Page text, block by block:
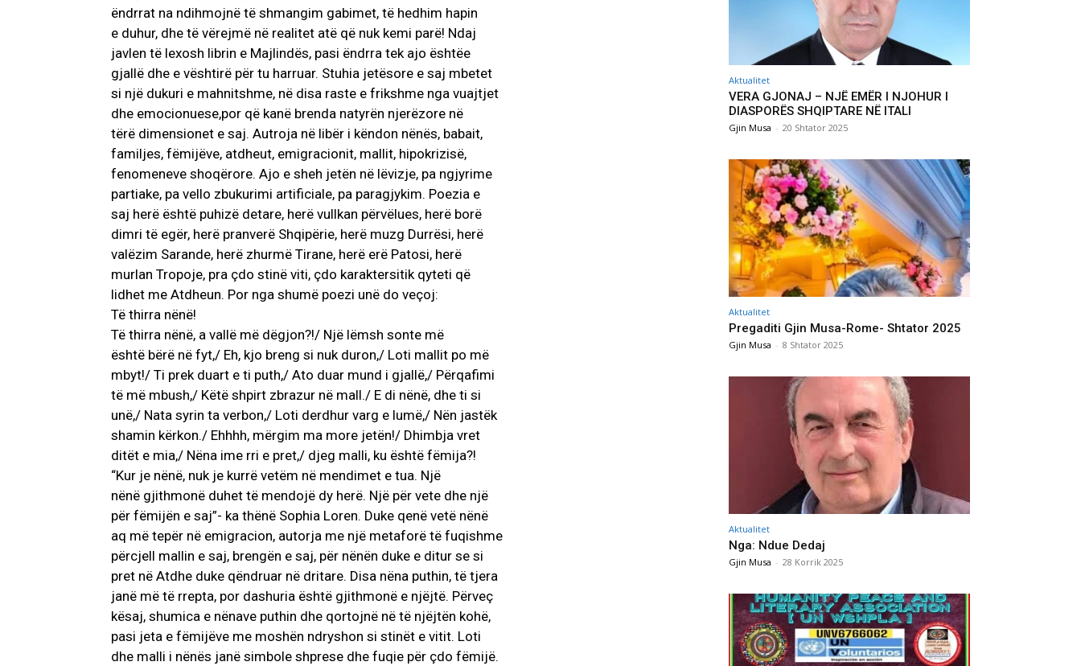
ëndrrat na ndihmojnë të shmangim gabimet, të hedhim hapin
e duhur, dhe të vërejmë në realitet atë që nuk kemi parë! Ndaj
javlen të lexosh librin e Majlindës, pasi ëndrra tek ajo ështëe
gjallë dhe e vështirë për tu harruar. Stuhia jetësore e saj mbetet
si një dukuri e mahnitshme, në disa raste e frikshme nga vuajtjet
dhe emocionuese,por që kanë brenda natyrën njerëzore në
tërë dimensionet e saj. Autroja në libër i këndon nënës, babait,
familjes, fëmijëve, atdheut, emigracionit, mallit, hipokrizisë,
fenomeneve shoqërore. Ajo e sheh jetën në lëvizje, pa ngjyrime
partiake, pa vello zbukurimi artificiale, pa paragjykim. Poezia e
saj herë është puhizë detare, herë vullkan përvëlues, herë borë
dimri të egër, herë pranverë Shqipërie, herë muzg Durrësi, herë
valëzim Sarande, herë zhurmë Tirane, herë erë Patosi, herë
murlan Tropoje, pra çdo stinë viti, çdo karaktersitik qyteti që
lidhet me Atdheun. Por nga shumë poezi unë do veçoj:
Të thirra nënë!
Të thirra nënë, a vallë më dëgjon?!/ Një lëmsh sonte më
është bërë në fyt,/ Eh, kjo breng si nuk duron,/ Loti mallit po më
mbyt!/ Ti prek duart e ti puth,/ Ato duar mund i gjallë,/ Përqafimi
të më mbush,/ Këtë shpirt zbrazur në mall./ E di nënë, dhe ti si
unë,/ Nata syrin ta verbon,/ Loti derdhur varg e lumë,/ Nën jastëk
shamin kërkon./ Ehhhh, mërgim ma more jetën!/ Dhimbja vret
ditët e mia,/ Nëna ime rri e pret,/ djeg malli, ku është fëmija?!
“Kur je nënë, nuk je kurrë vetëm në mendimet e tua. Një
nënë gjithmonë duhet të mendojë dy herë. Një për vete dhe një
për fëmijën e saj”- ka thënë Sophia Loren. Duke qenë vetë nënë
aq më tepër në emigracion, autorja me një metaforë të fuqishme
përcjell mallin e saj, brengën e saj, për nënën duke e ditur se si
pret në Atdhe duke qëndruar në dritare. Disa nëna puthin, të tjera
janë më të rrepta, por dashuria është gjithmonë e njëjtë. Përveç
kësaj, shumica e nënave puthin dhe qortojnë në të njëjtën kohë,
pasi jeta e fëmijëve me moshën ndryshon si stinët e vitit. Loti
dhe malli i nënës janë simbole shprese dhe fuqie për çdo fëmijë.
Aktualitet
VERA GJONAJ – NJË EMËR I NJOHUR I
DIASPORËS SHQIPTARE NË ITALI
Gjin Musa - 20 Shtator 2025
Aktualitet
Pregaditi Gjin Musa-Rome- Shtator 2025
Gjin Musa - 8 Shtator 2025
Aktualitet
Nga: Ndue Dedaj
Gjin Musa - 28 Korrik 2025